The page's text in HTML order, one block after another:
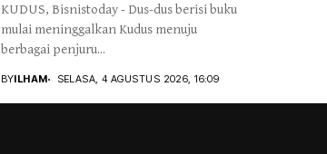
KUDUS, Bisnistoday - Dus-dus berisi buku
mulai meninggalkan Kudus menuju
berbagai penjuru...
BYILHAM SELASA, 4 AGUSTUS 2026, 16:09